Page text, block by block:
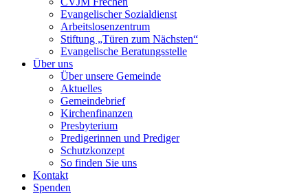
Evangelischer Sozialdienst
Arbeitslosenzentrum
Stiftung „Türen zum Nächsten“
Evangelische Beratungsstelle
Über uns
Über unsere Gemeinde
Aktuelles
Gemeindebrief
Kirchenfinanzen
Presbyterium
Predigerinnen und Prediger
Schutzkonzept
So finden Sie uns
Kontakt
Spenden